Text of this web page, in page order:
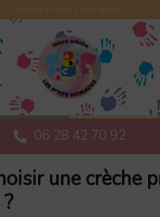
crèche privée Lozinghem
06 28 42 70 92
une crèche
des cookies